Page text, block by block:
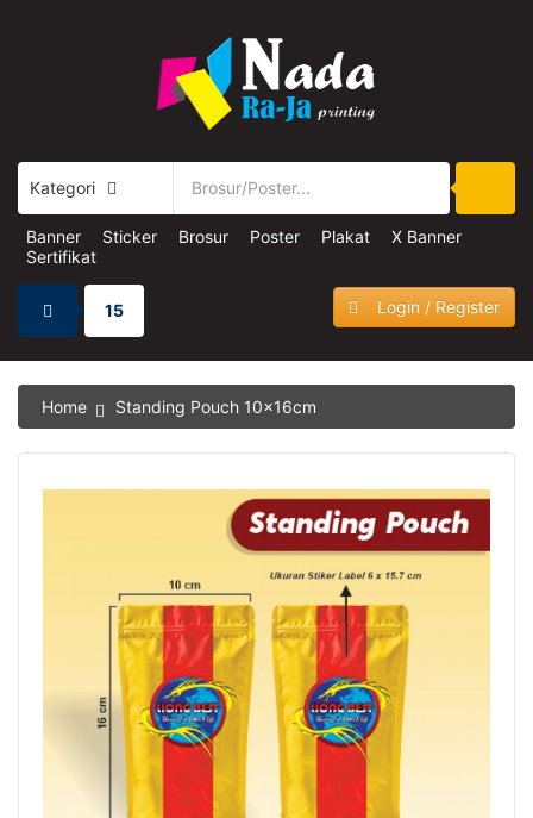
Kategori
Banner Sticker Brosur Poster Plakat
X Banner
Sertifikat
15 Login / Register
Home Standing Pouch 10x16cm